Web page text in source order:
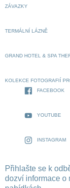
ZÁVAZKY
TERMÁLNÍ LÁZNĚ
GRAND HOTEL & SPA
KOLEKCE FOTOGRAFIÍ
FACEBOOK
YOUTUBE
INSTAGRAM
Přihlašte se k
dozví informace o